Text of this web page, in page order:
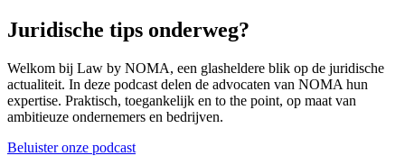
Juridische tips onderweg?
Welkom bij Law by NOMA, een glasheldere blik op de juridische
actualiteit. In deze podcast delen de advocaten van NOMA hun
expertise. Praktisch, toegankelijk en to the point, op maat van
ambitieuze ondernemers en bedrijven.
Beluister onze podcast